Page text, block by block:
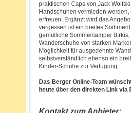
praktischen Caps von Jack
Handschuhen vermieden
erfreuen. Ergänzt wird das
vergessen ist ein breites
gemütliche Sommercamper
Wanderschuhe von starken
Möglichkeit für ausgedehnte
selbstverständlich ebenso ein
Kinder-Schuhe zur Verfügung.
Das Berger Online-Team
heute über den direkten Link via
Kontakt zum Anbieter: